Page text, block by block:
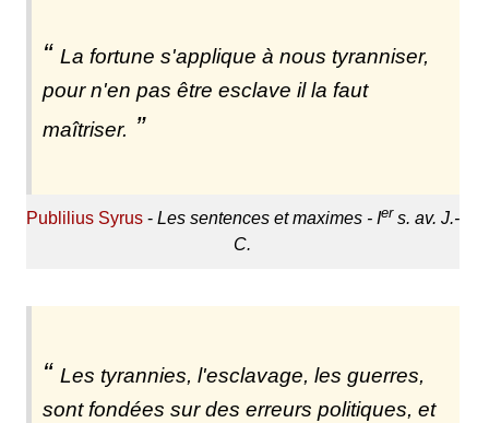
La fortune s'applique à nous tyranniser,
pour n'en pas être esclave il la faut
maîtriser.
Publilius Syrus- Les sentences et maximes - Iers. av. J.-
C.
Les tyrannies, l'esclavage, les guerres,
sont fondées sur des erreurs politiques, et